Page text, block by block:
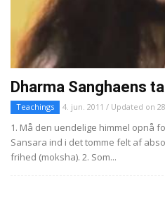
Dharma Sanghaens
Teachings 4. jun. 2011 / Updated on
1. Må den uendelige himmel opnå
Sansara ind i det tomme felt af
frihed (moksha). 2. Som...